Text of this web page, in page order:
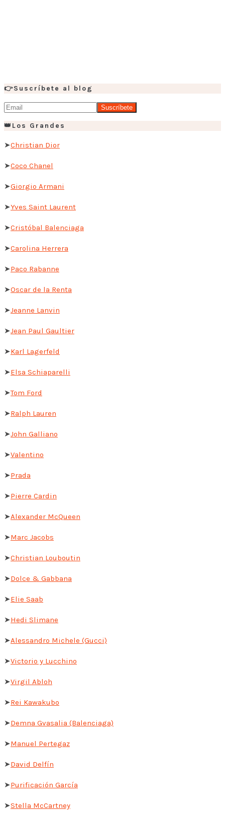
👉Suscríbete al blog
👑Los Grandes
➤Christian Dior
➤Coco Chanel
➤Giorgio Armani
➤Yves Saint Laurent
➤Cristóbal Balenciaga
➤Carolina Herrera
➤Paco Rabanne
➤Oscar de la Renta
➤Jeanne Lanvin
➤Jean Paul Gaultier
➤Karl Lagerfeld
➤Elsa Schiaparelli
➤Tom Ford
➤Ralph Lauren
➤John Galliano
➤Valentino
➤Prada
➤Pierre Cardin
➤Alexander McQueen
➤Marc Jacobs
➤Christian Louboutin
➤Dolce & Gabbana
➤Elie Saab
➤Hedi Slimane
➤Alessandro Michele (Gucci)
➤Victorio y Lucchino
➤Virgil Abloh
➤Rei Kawakubo
➤Demna Gvasalia (Balenciaga)
➤Manuel Pertegaz
➤David Delfín
➤Purificación García
➤Stella McCartney